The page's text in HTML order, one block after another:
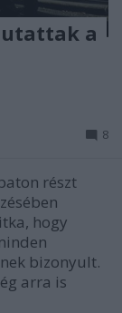
a
8
részt
hogy
bizonyult.
arra is